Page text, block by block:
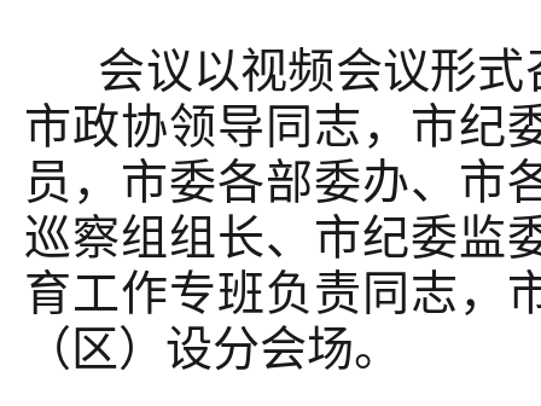
会议以视频会议形式
市政协领导同志，市纪
员，市委各部委办、市
巡察组组长、市纪委监
育工作专班负责同志，
（区）设分会场。